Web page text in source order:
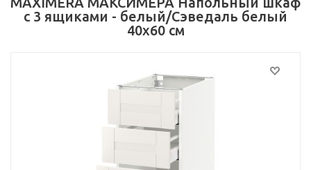
с 3 ящиками - белый/Сэведаль белый
40x60 см